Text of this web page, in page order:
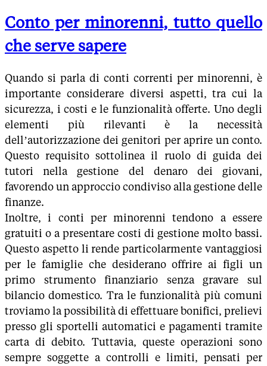
Conto per minorenni, tutto quello
che serve sapere
Quando si parla di conti correnti per minorenni, è
importante considerare diversi aspetti, tra cui la
sicurezza, i costi e le funzionalità offerte. Uno degli
elementi più rilevanti è la necessità
dell’autorizzazione dei genitori per aprire un conto.
Questo requisito sottolinea il ruolo di guida dei
tutori nella gestione del denaro dei giovani,
favorendo un approccio condiviso alla gestione delle
finanze.
Inoltre, i conti per minorenni tendono a essere
gratuiti o a presentare costi di gestione molto bassi.
Questo aspetto li rende particolarmente vantaggiosi
per le famiglie che desiderano offrire ai figli un
primo strumento finanziario senza gravare sul
bilancio domestico. Tra le funzionalità più comuni
troviamo la possibilità di effettuare bonifici, prelievi
presso gli sportelli automatici e pagamenti tramite
carta di debito. Tuttavia, queste operazioni sono
sempre soggette a controlli e limiti, pensati per